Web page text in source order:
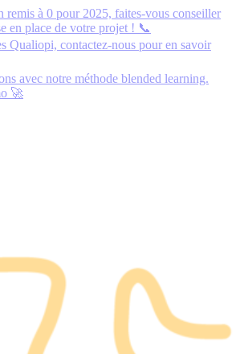
remis à 0 pour 2025, faites-vous conseiller
en place de votre projet ! 📞
Qualiopi, contactez-nous pour en savoir
avec notre méthode blended learning.
🚀